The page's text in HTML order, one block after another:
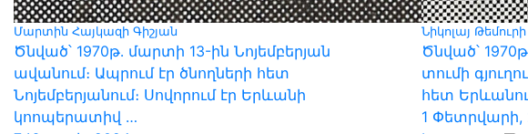
Մարտին Հայկազի Գիշյան
Ծնված՝ 1970թ․ մարտի 13-ին Նոյեմբերյան
ավանում։ Ապրում էր ծնողների հետ
Նոյեմբերյանում։ Սովորում էր Երևանի
կոոպերատիվ …
Նիկոլայ
Ծնված՝
տումի
հետ
1 Փետրվարի,